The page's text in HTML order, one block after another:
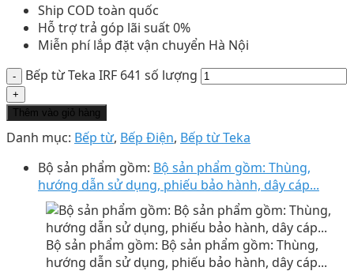
Ship COD toàn quốc
Hỗ trợ trả góp lãi suất 0%
Miễn phí lắp đặt vận chuyển Hà Nội
Bếp từ Teka IRF 641 số lượng
Thêm vào giỏ hàng
Danh mục: Bếp từ, Bếp Điện, Bếp từ Teka
Bộ sản phẩm gồm: Bộ sản phẩm gồm: Thùng,
hướng dẫn sử dụng, phiếu bảo hành, dây cáp...
Bộ sản phẩm gồm: Bộ sản phẩm gồm: Thùng,
hướng dẫn sử dụng, phiếu bảo hành, dây cáp...